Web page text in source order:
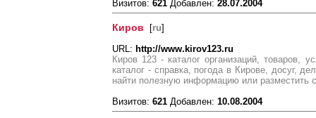
Визитов: 621 Добавлен: 28.07.2004
Киров [ru]
URL: http://www.kirov123.ru
Киров 123 - каталог организаций, товаров,
каталог - справка, погода в Кирове, досуг,
найти полезную информацию или разместить
Визитов: 621 Добавлен: 10.08.2004